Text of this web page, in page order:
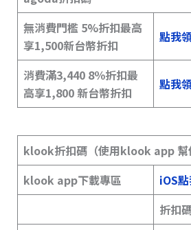
無消費門檻 5%折扣最高
享1,500新台幣折扣
點我
消費滿3,440 8％折扣最
高享1,800 新台幣折扣
點我
klook折扣碼（使用klook app 幫
klook app下載專區
iOS
折扣